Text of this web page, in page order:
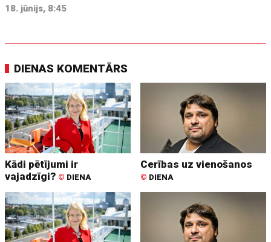
18. jūnijs, 8:45
DIENAS KOMENTĀRS
Kādi pētījumi ir
vajadzīgi? © DIENA
Cerības uz vienošanos
© DIENA